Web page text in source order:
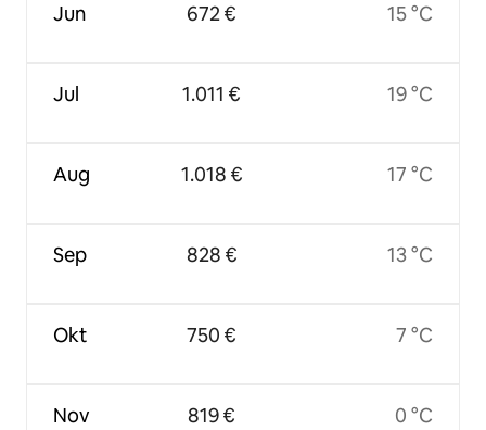
Jun
Jul
Aug
Sep
Okt
Nov
672 €
1.011 €
1.018 €
828 €
750 €
819 €
15 °C
19 °C
17 °C
13 °C
7 °C
0 °C